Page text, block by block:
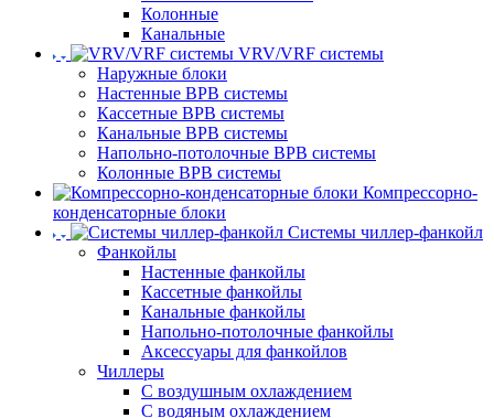
Колонные
Канальные
VRV/VRF системы
Наружные блоки
Настенные ВРВ системы
Кассетные ВРВ системы
Канальные ВРВ системы
Напольно-потолочные ВРВ системы
Колонные ВРВ системы
Компрессорно-
конденсаторные блоки
Системы чиллер-фанкойл
Фанкойлы
Настенные фанкойлы
Кассетные фанкойлы
Канальные фанкойлы
Напольно-потолочные фанкойлы
Аксессуары для фанкойлов
Чиллеры
С воздушным охлаждением
С водяным охлаждением